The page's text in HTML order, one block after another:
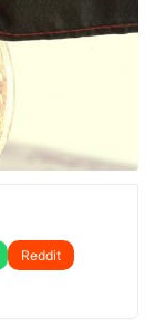
Reddit